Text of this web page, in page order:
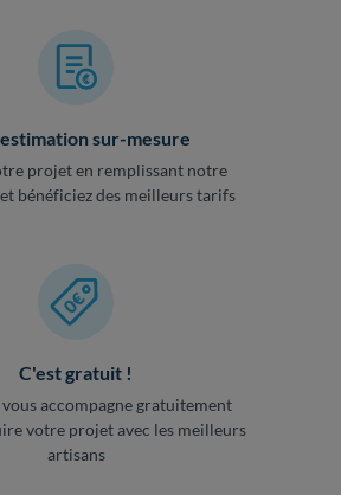
sur-mesure
projet en remplissant notre
bénéficiez des meilleurs tarifs
C'est gratuit !
accompagne gratuitement
votre projet avec les meilleurs
artisans